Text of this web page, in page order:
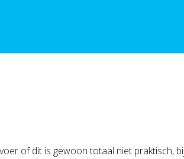
of dit is gewoon totaal niet praktisch,